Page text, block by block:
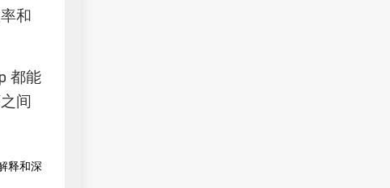
和
都能
间
释和深